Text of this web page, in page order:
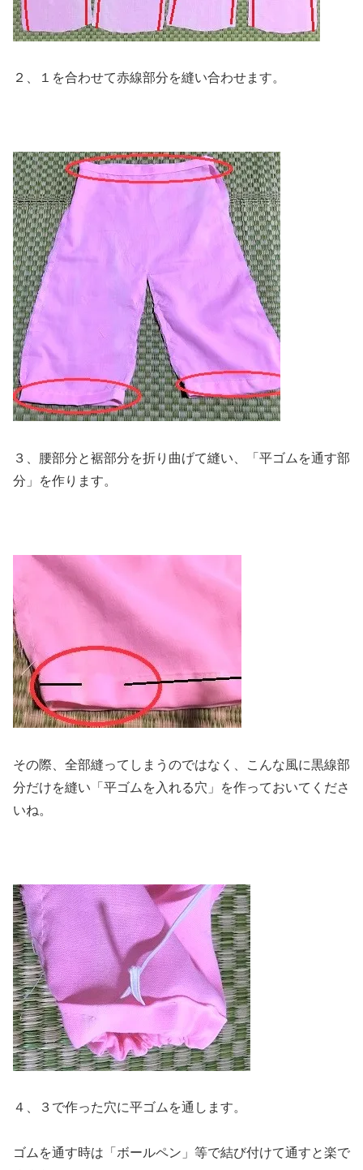
２、１を合わせて赤線部分を縫い合わせます。
３、腰部分と裾部分を折り曲げて縫い、「平ゴムを通す部
分」を作ります。
その際、全部縫ってしまうのではなく、こんな風に黒線部
分だけを縫い「平ゴムを入れる穴」を作っておいてくださ
いね。
４、３で作った穴に平ゴムを通します。
ゴムを通す時は「ボールペン」等で結び付けて通すと楽で